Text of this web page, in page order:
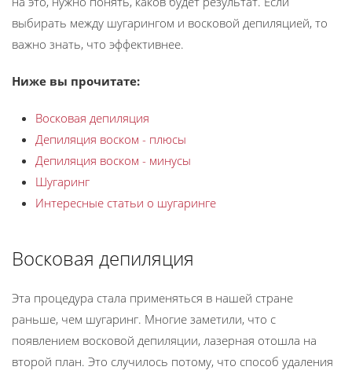
выбирать между шугарингом и восковой депиляцией, то
важно знать, что эффективнее.
Ниже вы прочитате:
Восковая депиляция
Депиляция воском - плюсы
Депиляция воском - минусы
Шугаринг
Интересные статьи о шугаринге
Восковая депиляция
Эта процедура стала применяться в нашей стране
раньше, чем шугаринг. Многие заметили, что с
появлением восковой депиляции, лазерная отошла на
второй план. Это случилось потому, что способ удаления